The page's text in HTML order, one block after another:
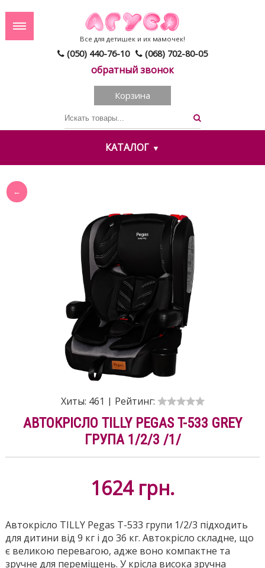
(050) 440-76-10 (068) 702-80-05
обратный звонок
Все для детишек и их мамочек!
Корзина
КАТАЛОГ
Хиты: 461 | Рейтинг:
АВТОКРІСЛО TILLY PEGAS T-533 GREY
ГРУПА 1/2/3 /1/
1624 грн.
Автокрісло TILLY Pegas T-533 групи 1/2/3 підходить
для дитини від 9 кг і до 36 кг. Автокрісло складне, що
є великою перевагою, адже воно компактне та
зручне для переміщень. У крісла висока зручна